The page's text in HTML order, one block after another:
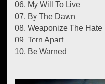
06. My Will To Live
07. By The Dawn
08. Weaponize The Hate
09. Torn Apart
10. Be Warned